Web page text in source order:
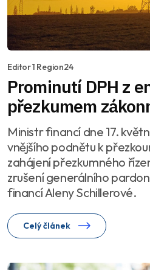
Editor 1 Region24
Prominutí DPH z
přezkumem
Ministr financí dne 17.
vnějšího podnětu k
zahájení přezkumného
zrušení generálního
financí Aleny Schillerové.
Celý článek